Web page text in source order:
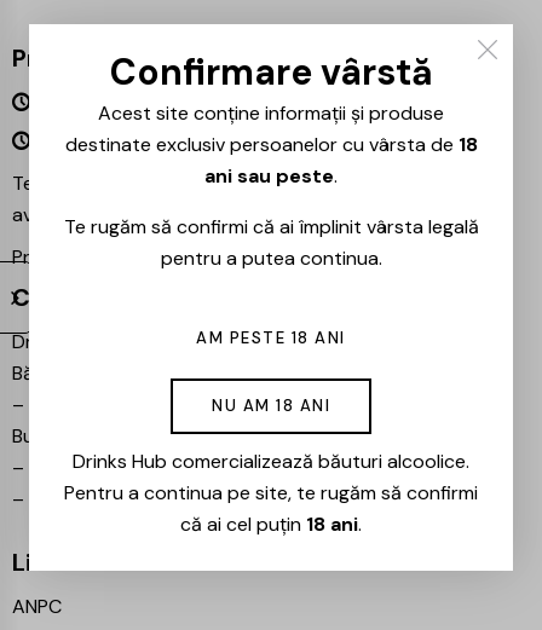
Program
Luni – Vineri 09:00 – 18:00
Sâmbătă – Duminică Închis
Te așteptăm și în magazinul nostru din București –
avem mereu reduceri speciale la băuturile preferate!
Proiecte partenere:Ezotera
Contact
Drinks Hub – Magazin de
Băuturi
–
Bulevardul Iuliu Maniu 7,
București 061102
–
info@drinkshub.ro
–
0725 860 799
Linkuri Utile
ANPC
Confirmare vârstă
Acest site conține informații și produse
destinate exclusiv persoanelor cu vârsta de 18
ani sau peste.
Te rugăm să confirmi că ai împlinit vârsta legală
pentru a putea continua.
AM PESTE 18 ANI
NU AM 18 ANI
Drinks Hub comercializează băuturi alcoolice.
Pentru a continua pe site, te rugăm să confirmi
că ai cel puțin 18 ani.